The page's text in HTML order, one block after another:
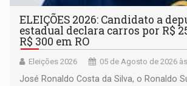
ELEIÇÕES 2026: Candidato a
estadual declara carros por R$
R$ 300 em RO
Eleições 2026 05 de Agosto de 2026
José Ronaldo Costa da Silva, o Ronaldo